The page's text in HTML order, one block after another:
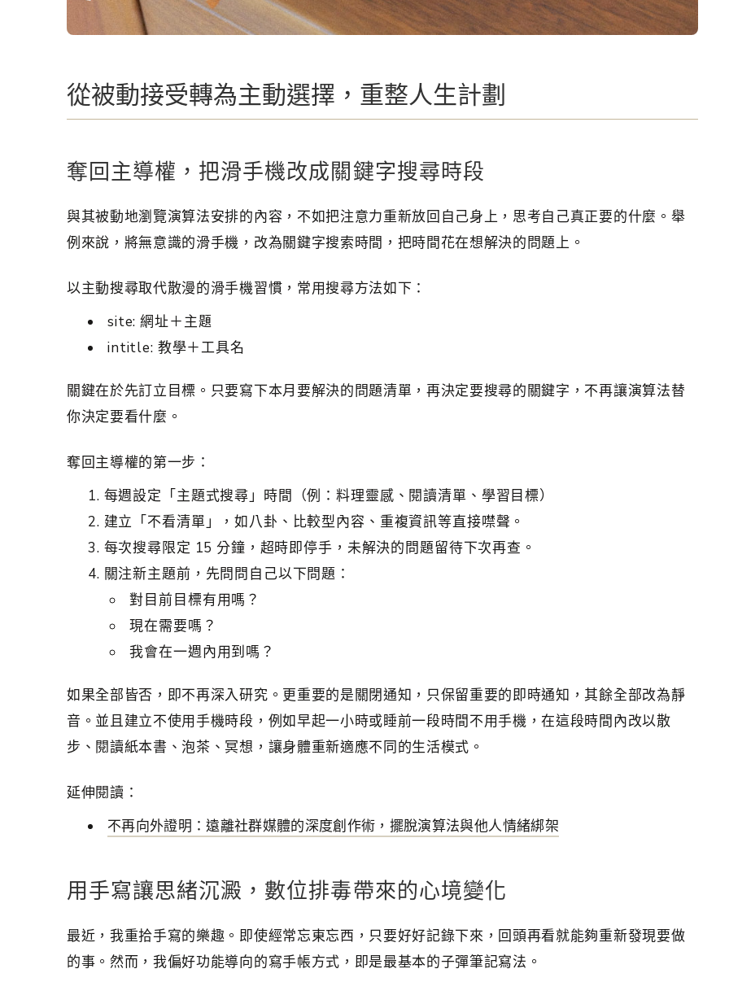
從被動接受轉為主動選擇，重整人生計劃
奪回主導權，把滑手機改成關鍵字搜尋時段
與其被動地瀏覽演算法安排的內容，不如把注意力重新放回自己身上，思考自己真正要的什麼。舉
例來說，將無意識的滑手機，改為關鍵字搜索時間，把時間花在想解決的問題上。
以主動搜尋取代散漫的滑手機習慣，常用搜尋方法如下：
site: 網址＋主題
intitle: 教學＋工具名
關鍵在於先訂立目標。只要寫下本月要解決的問題清單，再決定要搜尋的關鍵字，不再讓演算法替
你決定要看什麼。
奪回主導權的第一步：
每週設定「主題式搜尋」時間（例：料理靈感、閱讀清單、學習目標）
建立「不看清單」，如八卦、比較型內容、重複資訊等直接噤聲。
每次搜尋限定 15 分鐘，超時即停手，未解決的問題留待下次再查。
關注新主題前，先問問自己以下問題：
對目前目標有用嗎？
現在需要嗎？
我會在一週內用到嗎？
如果全部皆否，即不再深入研究。更重要的是關閉通知，只保留重要的即時通知，其餘全部改為靜
音。並且建立不使用手機時段，例如早起一小時或睡前一段時間不用手機，在這段時間內改以散
步、閱讀紙本書、泡茶、冥想，讓身體重新適應不同的生活模式。
延伸閱讀：
不再向外證明：遠離社群媒體的深度創作術，擺脫演算法與他人情緒綁架
用手寫讓思緒沉澱，數位排毒帶來的心境變化
最近，我重拾手寫的樂趣。即使經常忘東忘西，只要好好記錄下來，回頭再看就能夠重新發現要做
的事。然而，我偏好功能導向的寫手帳方式，即是最基本的子彈筆記寫法。